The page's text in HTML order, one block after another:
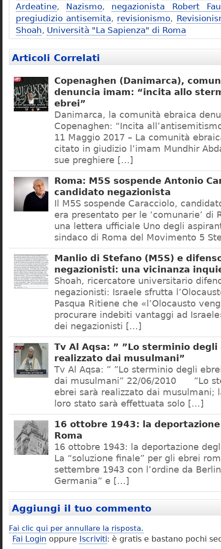
Ardeatine, Nazismo, negazionista Robert
pregiudizio antisemita, revisionismo,
Shoah, Università "La Sapienza" di Roma
Articoli Correlati
Copenaghen (Danimarca),
denuncia imam: “incita allo
ebrei”
Danimarca, la comunità ebraica
Copenaghen: “Incita
11 Maggio 2017 – La comunità
citato in giudizio l’imam Mundhir
sue preghiere […]
Roma: M5S sospende Antonio
candidato negazionista
Il M5S sospende Caracciolo,
era presentato per le ‘comunarie’ di
una lettera ufficiale Uno degli
sindaco di Roma del Movimento 5
Manlio di Stefano (M5S) e
negazionisti: una vicinanza
Shoah, ricercatore universitario
negazionisti: Israele sfrutta
Pasqua Ritiene che «l’Olocausto
procurare indebiti vantaggi ad
dei negazionisti […]
Tv Al Aqsa: ” ”Lo sterminio degli
realizzato dai musulmani”
Tv Al Aqsa: ” ”Lo sterminio degli
dai musulmani” 22/06/2010 ”Lo
ebrei sarà realizzato dai musulmani;
loro stato sarà effettuata solo […]
16 ottobre 1943: la
Roma
16 ottobre 1943: la deportazione
La “soluzione finale” per gli ebrei
settembre 1943 con l’ordine da
Germania” e […]
Aggiungi il tuo commento
Fai clic qui per annullare la risposta.
Fai Login oppure Iscriviti: è gratis e bastano pochi